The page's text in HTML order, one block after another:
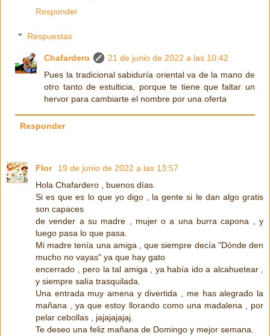
Responder
Respuestas
Chafardero
21 de junio de 2022 a las 10:42
Pues la tradicional sabiduría oriental va de la mano de
otro tanto de estulticia, porque te tiene que faltar un
hervor para cambiarte el nombre por una oferta
Responder
Flor
19 de junio de 2022 a las 13:57
Hola Chafardero , buenos días.
Si es que es lo que yo digo , la gente si le dan algo gratis
son capaces
de vender a su madre , mujer o a una burra capona , y
luego pasa lo que pasa.
Mi madre tenía una amiga , que siempre decía "Dónde den
mucho no vayas" ya que hay gato
encerrado , pero la tal amiga , ya había ido a alcahuetear ,
y siempre salía trasquilada.
Una entrada muy amena y divertida , me has alegrado la
mañana , ya que estoy llorando como una madalena , por
pelar cebollas , jajajajajaj.
Te deseo una feliz mañana de Domingo y mejor semana.